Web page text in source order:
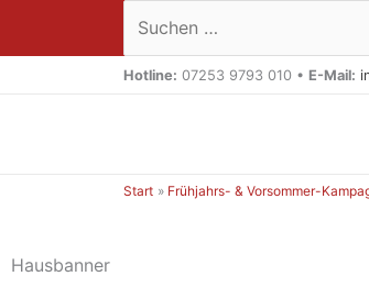
Suchen …
Hotline: 07253 9793 010 • E-Mail:
Start Frühjahrs- & Vorsommer-
Hausbanner